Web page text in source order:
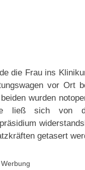
die Frau ins
vor Ort
wurden
ließ sich von
getasert